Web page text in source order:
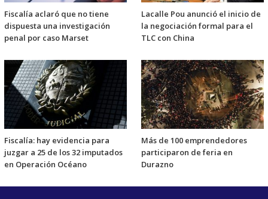
Fiscalía aclaró que no tiene
dispuesta una investigación
penal por caso Marset
Lacalle Pou anunció el inicio de
la negociación formal para el
TLC con China
Fiscalía: hay evidencia para
juzgar a 25 de los 32 imputados
en Operación Océano
Más de 100 emprendedores
participaron de feria en
Durazno